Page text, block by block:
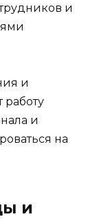
и
и
работу
и
на
и